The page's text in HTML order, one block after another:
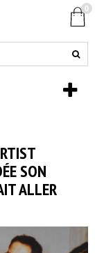
SON
ALLER
0